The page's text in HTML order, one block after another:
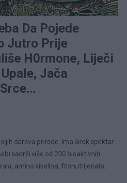
Da Pojede
Jutro Prije
H0rmone, Liječi
Jača
darova prirode. Ima širok spektar
sadrži više od 200 bioaktivnih
amino kiselina, fitonutrijenata.